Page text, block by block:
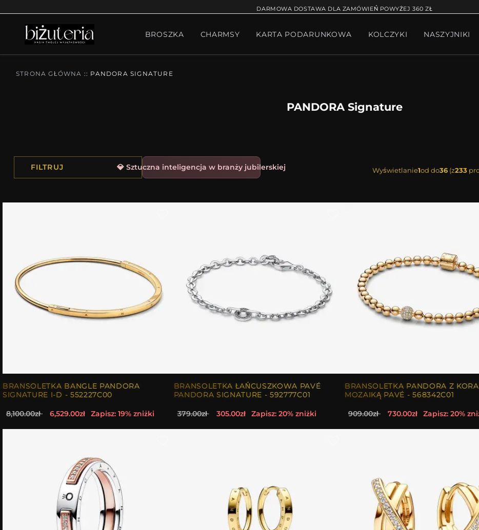
DARMOWA DOSTAWA DLA ZAMÓWIEŃ POWYŻEJ 360 ZŁ
GORĄCA SPRZEDAŻ BRANSOLETKA NA NOGĘ
BROSZKA CHARMSY KARTA PODARUNKOWA KOLCZYKI NASZYJNIKI
STRONA GŁÓWNA :: PANDORA SIGNATURE
PANDORA Signature
FILTRUJ 💎 Sztuczna inteligencja w branży jubilerskiej Wyświetlanie1od do36 (z233
BRANSOLETKA BANGLE PANDORA
SIGNATURE I-D - 552227C00
8,100.00zł 6,529.00zł Zapisz: 19% zniżki
BRANSOLETKA ŁAŃCUSZKOWA PAVÉ
PANDORA SIGNATURE - 592777C01
379.00zł 305.00zł Zapisz: 20% zniżki
BRANSOLETKA PANDORA Z
MOZAIKĄ PAVÉ - 568342C01
909.00zł 730.00zł Zapisz: 20%